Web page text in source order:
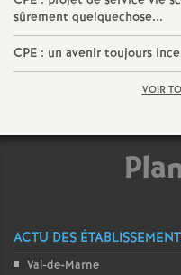
sûrement quelquechose...
CPE : un avenir toujours
VOIR
ACTU DES
Val-de-Marne